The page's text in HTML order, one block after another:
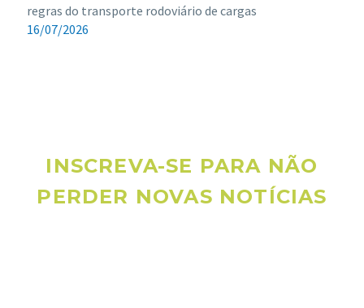
regras do transporte rodoviário de cargas
16/07/2026
INSCREVA-SE PARA NÃO
PERDER NOVAS NOTÍCIAS